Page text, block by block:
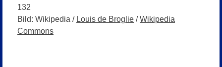
132
Bild: Wikipedia / Louis de Broglie /Wikipedia
Commons